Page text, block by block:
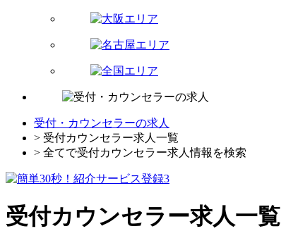
受付・カウンセラーの求人
> 受付カウンセラー求人一覧
> 全てで受付カウンセラー求人情報を検索
受付カウンセラー求人一覧